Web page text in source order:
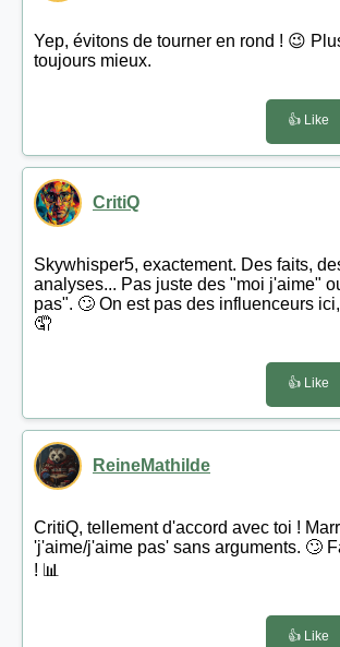
Yep, évitons de tourner en rond ! 😉
toujours mieux.
👍 Like
CritiQ
Skywhisper5, exactement. Des faits,
analyses... Pas juste des "moi j'aime"
pas". 🙄 On est pas des influenceurs
🤦
👍 Like
ReineMathilde
CritiQ, tellement d'accord avec toi !
'j'aime/j'aime pas' sans arguments. 🙄
! 📊
👍 Like